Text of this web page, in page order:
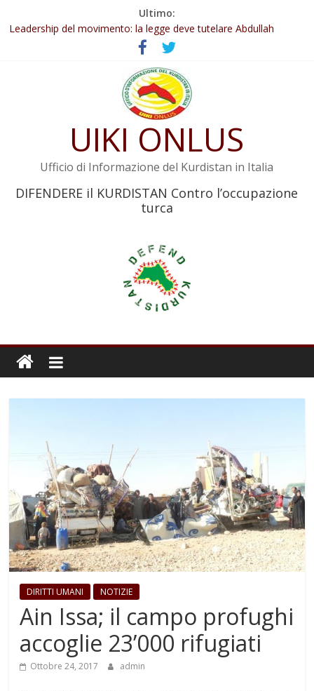
Ultimo:
Abdullah Öcalan: Le legge negativa deve essere trasformata in
legge positiva
Leadership del movimento: la legge deve tutelare Abdullah
Commissione donne del KNK: Şengal è di nuovo sotto minaccia
Non tenere conto della situazione di Rêber Apo ostacolerebbe
Il KNK chiede un’azione internazionale contro i crimini di guerra
UIKI ONLUS
Ufficio di Informazione del Kurdistan in Italia
DIFENDERE il KURDISTAN Contro l’occupazione
turca
DIRITTI UMANI NOTIZIE
Ain Issa; il campo profughi
accoglie 23’000 rifugiati
Ottobre 24, 2017 admin